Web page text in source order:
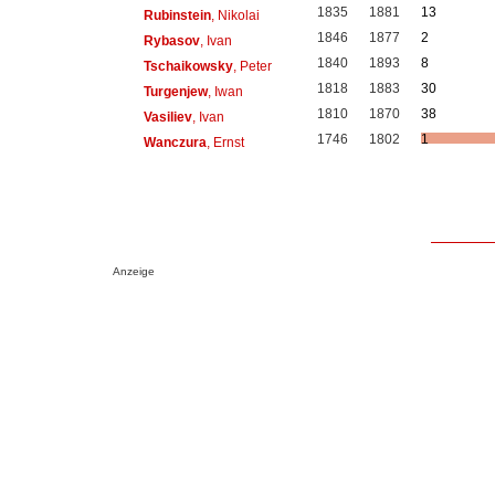
Rubinstein, Nikolai 1835 1881
13
Rybasov, Ivan 1846 1877
2
Tschaikowsky, Peter 1840 1893
8
Turgenjew, Iwan 1818 1883
30
Vasiliev, Ivan 1810 1870
38
Wanczura , Ernst 1746 1802 1
Anzeige